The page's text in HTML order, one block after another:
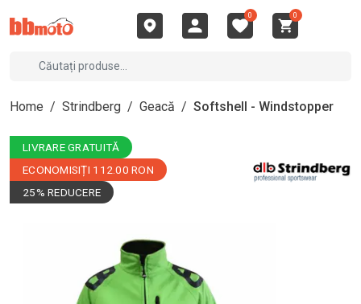
0 0
Home / Strindberg / Geacă / Softshell - Windstopper
LIVRARE GRATUITĂ
ECONOMISIȚI 112.00 RON
25% REDUCERE